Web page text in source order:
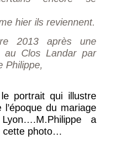
hier ils reviennent.
2013 après une
au Clos Landar par
Philippe,
portrait qui illustre
du mariage
a
cette photo…